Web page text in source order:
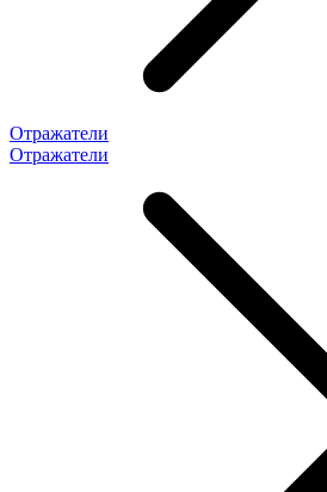
Отражатели
Отражатели